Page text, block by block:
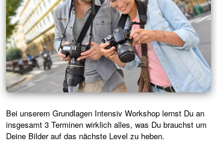
Bei unserem Grundlagen Intensiv Workshop lernst Du an
insgesamt 3 Terminen wirklich alles, was Du brauchst um
Deine Bilder auf das nächste Level zu heben.